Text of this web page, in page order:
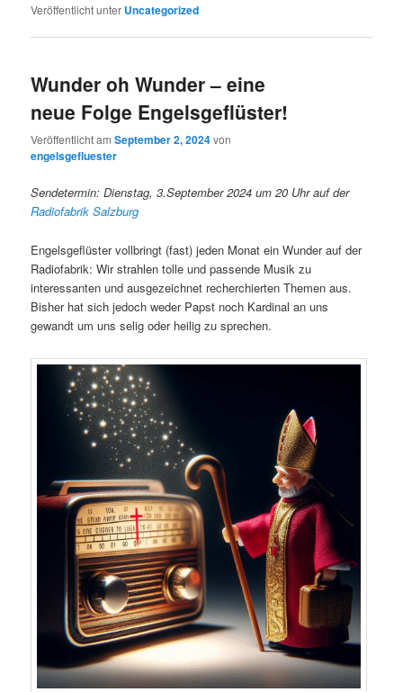
Veröffentlicht unter Uncategorized
Wunder oh Wunder – eine
neue Folge Engelsgeflüster!
Veröffentlicht amSeptember 2, 2024von
engelsgefluester
Sendetermin: Dienstag, 3.September 2024 um 20 Uhr auf der
Radiofabrik Salzburg
Engelsgeflüster vollbringt (fast) jeden Monat ein Wunder auf der
Radiofabrik: Wir strahlen tolle und passende Musik zu
interessanten und ausgezeichnet recherchierten Themen aus.
Bisher hat sich jedoch weder Papst noch Kardinal an uns
gewandt um uns selig oder heilig zu sprechen.